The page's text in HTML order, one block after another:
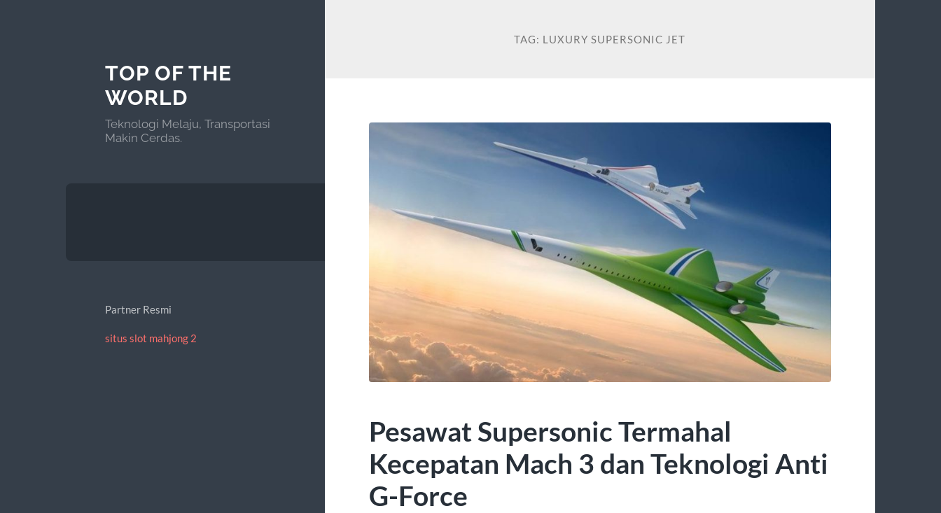
TOP OF THE
WORLD
Teknologi Melaju, Transportasi
Makin Cerdas.
Partner Resmi
situs slot mahjong 2
TAG: LUXURY SUPERSONIC JET
Pesawat Supersonic Termahal
Kecepatan Mach 3 dan Teknologi Anti
G-Force